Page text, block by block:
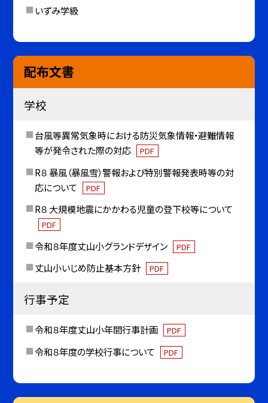
いずみ学級
配布文書
学校
台風等異常気象時における防災気象情報・避難情報
等が発令された際の対応
PDF
R８ 暴風（暴風雪）警報および特別警報発表時等の対
応について
PDF
R８ 大規模地震にかかわる児童の登下校等について
PDF
令和８年度丈山小グランドデザイン PDF
丈山小いじめ防止基本方針 PDF
行事予定
令和８年度丈山小年間行事計画 PDF
令和８年度の学校行事について PDF